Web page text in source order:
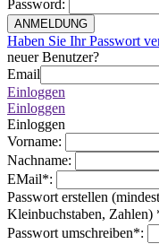
Password:
ANMELDUNG
Haben Sie Ihr Passwort
neuer Benutzer?
Email
Einloggen
Einloggen
Einloggen
Vorname:
Nachname:
EMail*:
Passwort erstellen
Kleinbuchstaben, Zahlen)
Passwort umschreiben*: